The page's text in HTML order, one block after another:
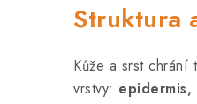
Struktura
Kůže a srst chrání
vrstvy: epidermis,